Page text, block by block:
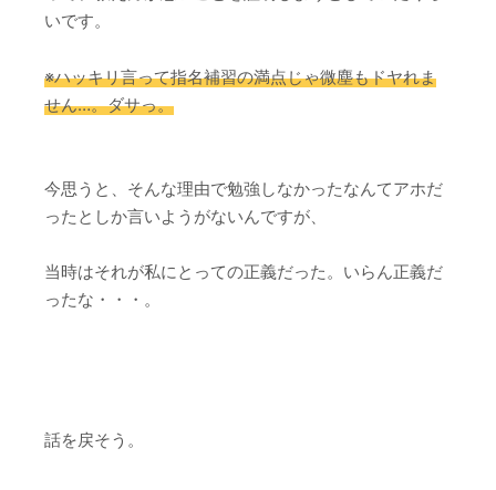
いです。
※ハッキリ言って指名補習の満点じゃ微塵もドヤれま
せん…。ダサっ。
今思うと、そんな理由で勉強しなかったなんてアホだ
ったとしか言いようがないんですが、
当時はそれが私にとっての正義だった。いらん正義だ
ったな・・・。
話を戻そう。